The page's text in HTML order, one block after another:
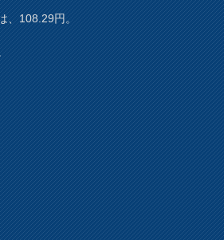
、108.29円。